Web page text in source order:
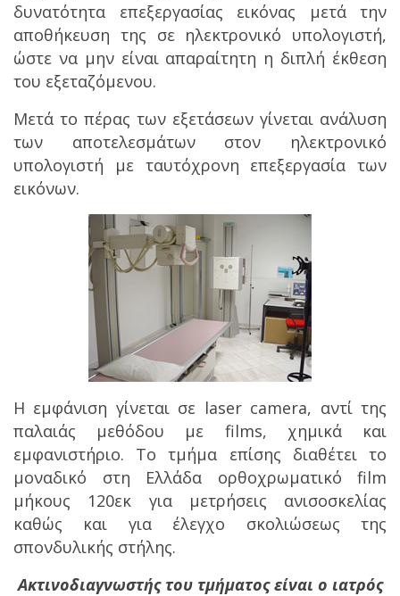
δυνατότητα επεξεργασίας εικόνας μετά την
αποθήκευση της σε ηλεκτρονικό υπολογιστή,
ώστε να μην είναι απαραίτητη η διπλή έκθεση
του εξεταζόμενου.
Μετά το πέρας των εξετάσεων γίνεται ανάλυση
των αποτελεσμάτων στον ηλεκτρονικό
υπολογιστή με ταυτόχρονη επεξεργασία των
εικόνων.
Η εμφάνιση γίνεται σε laser camera, αντί της
παλαιάς μεθόδου με films, χημικά και
εμφανιστήριο. Το τμήμα επίσης διαθέτει το
μοναδικό στη Ελλάδα ορθοχρωματικό film
μήκους 120εκ για μετρήσεις ανισοσκελίας
καθώς και για έλεγχο σκολιώσεως της
σπονδυλικής στήλης.
Ακτινοδιαγνωστής του τμήματος είναι ο ιατρός